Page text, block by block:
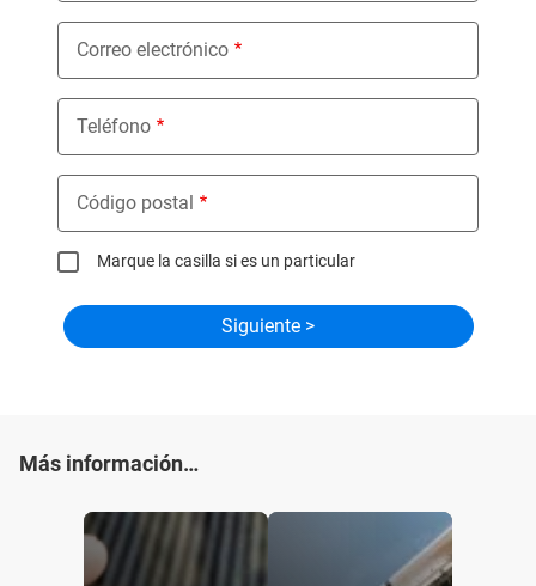
Correo electrónico
Teléfono
Código postal
Marque la casilla si es un particular
Más información…